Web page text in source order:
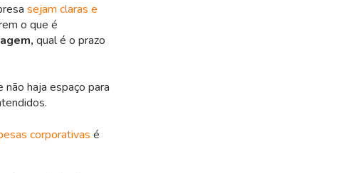
sejam claras e
o que é
qual é o prazo
não haja espaço para
corporativas é